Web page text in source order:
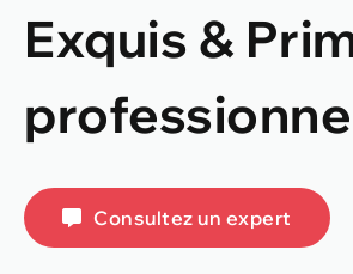
Exquis &
Consultez un expert